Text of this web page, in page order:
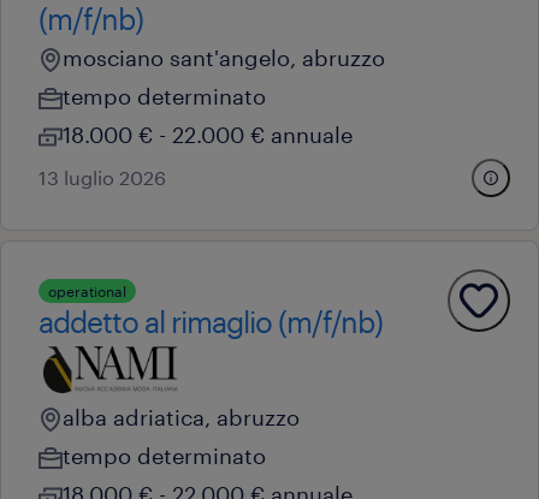
(m/f/nb)
mosciano sant'angelo, abruzzo
tempo determinato
18.000 € - 22.000 € annuale
13 luglio 2026
operational
addetto al rimaglio (m/f/nb)
alba adriatica, abruzzo
tempo determinato